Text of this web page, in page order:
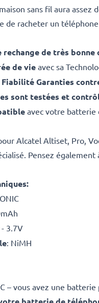
sans fil aura assez
de racheter un
rechange de très bonne
de vie avec sa
Garanties
sont testées et
avec votre batterie
Alcatel Altiset, Pro,
Pensez
3.7V
: NiMH
– vous avez une